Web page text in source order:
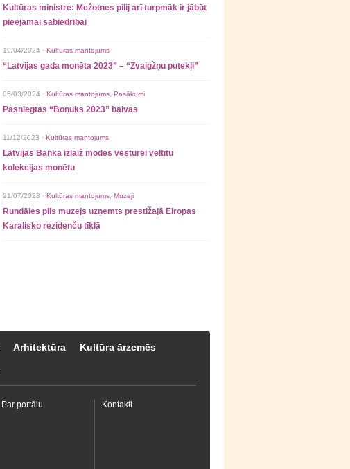
Kultūras ministre: Mežotnes pilij arī turpmāk ir jābūt
pieejamai sabiedrībai
19/04/2024 · Kultūras mantojums
“Latvijas gada monēta 2023” – “Zvaigžņu putekļi”
05/03/2024 · Kultūras mantojums Pasākumi
Pasniegtas “Boņuks 2023” balvas
11/12/2023 · Kultūras mantojums
Latvijas Banka izlaiž modes vēsturei veltītu
kolekcijas monētu
21/07/2023 · Kultūras mantojums Muzeji
Rundāles pils muzejs uzņemts prestižajā Eiropas
Karalisko rezidenču tīklā
Arhitektūra Kultūra ārzemēs
Par portālu Kontakti